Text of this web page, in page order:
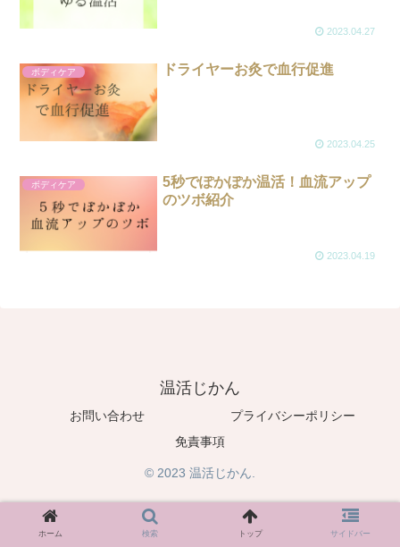
2023.04.27
ボディケア ドライヤーお灸で血行促進
2023.04.25
ボディケア
5秒でぽかぽか温活！血流アップ
のツボ紹介
2023.04.19
温活じかん
お問い合わせ
プライバシーポリシー
免責事項
© 2023 温活じかん.
ホーム 検索 トップ サイドバー